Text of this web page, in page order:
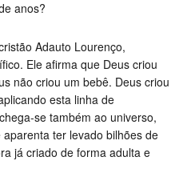
anos?
Adauto Lourenço,
Ele afirma que Deus criou
não criou um bebê. Deus criou
esta linha de
se também ao universo,
ter levado bilhões de
já criado de forma adulta e